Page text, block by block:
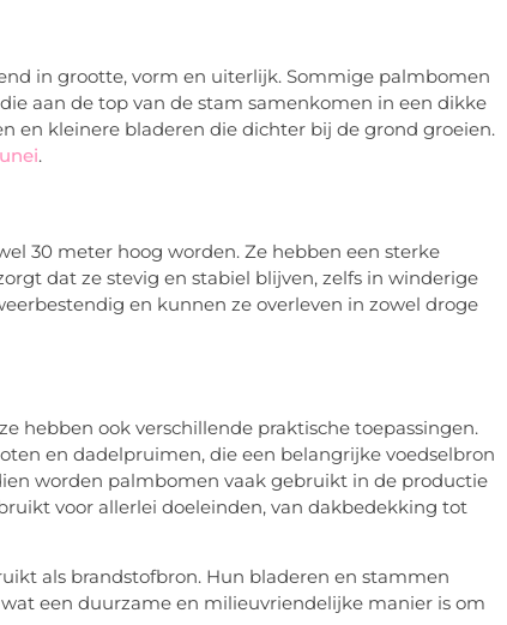
in grootte, vorm en uiterlijk. Sommige palmbomen
aan de top van de stam samenkomen in een dikke
en kleinere bladeren die dichter bij de grond groeien.
.
30 meter hoog worden. Ze hebben een sterke
dat ze stevig en stabiel blijven, zelfs in winderige
en kunnen ze overleven in zowel droge
hebben ook verschillende praktische toepassingen.
en dadelpruimen, die een belangrijke voedselbron
worden palmbomen vaak gebruikt in de productie
voor allerlei doeleinden, van dakbedekking tot
als brandstofbron. Hun bladeren en stammen
een duurzame en milieuvriendelijke manier is om